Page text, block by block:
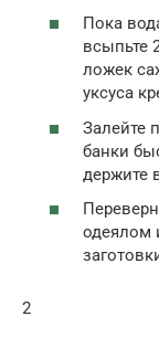
Пока
всыпьте
ложек
уксуса
Залейте
банки
держите
одеялом
2